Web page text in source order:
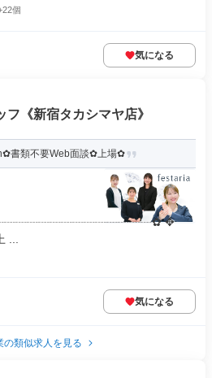
個
気になる
《新宿タカシマヤ店》
書類不要Web面談✿上場✿
✥
...
気になる
の類似求人を見る